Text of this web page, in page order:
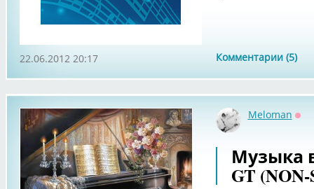
Комментарии (5)
22.06.2012 20:17
Meloman
Музыка
GT